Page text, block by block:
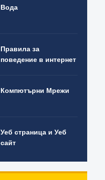
Вода
Правила за
поведение в интернет
Компютърни Мрежи
Уеб страница и Уеб
сайт